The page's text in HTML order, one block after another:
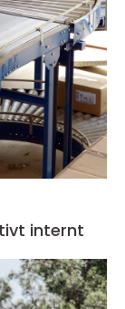
internt